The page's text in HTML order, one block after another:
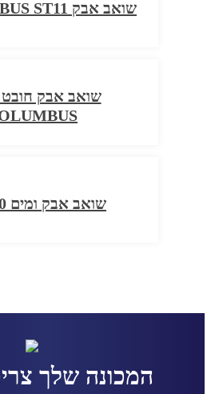
שואב אבק COULUMBUS ST11
שואב אבק ומים 90 ליטר
המכונה שלך